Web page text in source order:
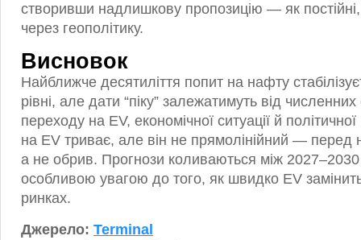
створивши надлишкову пропозицію — як постійні,
через геополітику.
Висновок
Найближче десятиліття попит на нафту
рівні, але дати “піку” залежатимуть від
переходу на EV, економічної ситуації й
на EV триває, але він не прямолінійний — перед
а не обрив. Прогнози коливаються між
особливою увагою до того, як швидко EV
ринках.
Джерело: Terminal